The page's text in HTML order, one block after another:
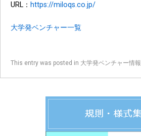
URL： https://miloqs.co.jp/
大学発ベンチャー一覧
This entry was posted in 大学発ベンチャー情報